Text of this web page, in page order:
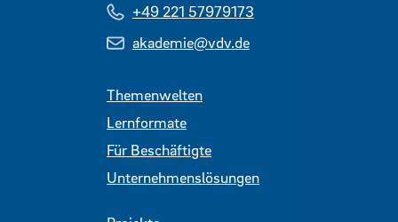
+49 221 57979173
akademie@vdv.de
Themenwelten
Lernformate
Für Beschäftigte
Unternehmenslösungen